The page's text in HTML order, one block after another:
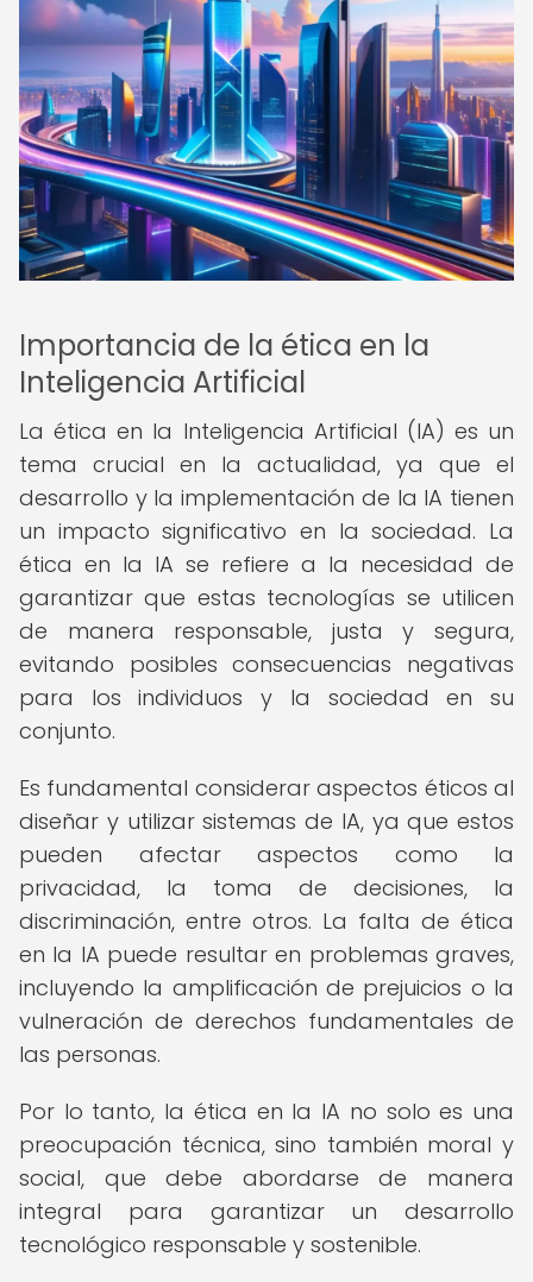
Importancia de la ética en la
Inteligencia Artificial
La ética en la Inteligencia Artificial (IA) es un
tema crucial en la actualidad, ya que el
desarrollo y la implementación de la IA tienen
un impacto significativo en la sociedad. La
ética en la IA se refiere a la necesidad de
garantizar que estas tecnologías se utilicen
de manera responsable, justa y segura,
evitando posibles consecuencias negativas
para los individuos y la sociedad en su
conjunto.
Es fundamental considerar aspectos éticos al
diseñar y utilizar sistemas de IA, ya que estos
pueden afectar aspectos como la
privacidad, la toma de decisiones, la
discriminación, entre otros. La falta de ética
en la IA puede resultar en problemas graves,
incluyendo la amplificación de prejuicios o la
vulneración de derechos fundamentales de
las personas.
Por lo tanto, la ética en la IA no solo es una
preocupación técnica, sino también moral y
social, que debe abordarse de manera
integral para garantizar un desarrollo
tecnológico responsable y sostenible.